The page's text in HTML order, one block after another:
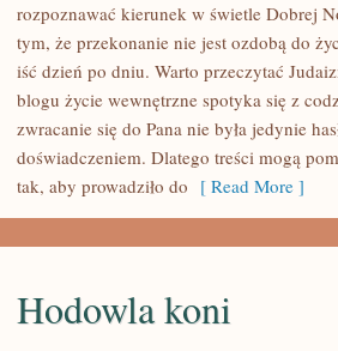
HINDUIZM
rozpoznawać kierunek w świetle Dobrej
tym, że przekonanie nie jest ozdobą do
iść dzień po dniu. Warto przeczytać
blogu życie wewnętrzne spotyka się z
zwracanie się do Pana nie była jedynie
doświadczeniem. Dlatego treści mogą
tak, aby prowadziło do [ Read More ]
Hodowla koni